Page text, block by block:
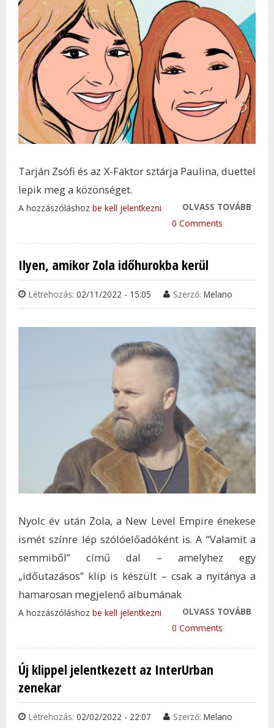
Tarján Zsófi és az X-Faktor sztárja Paulina, duettel
lepik meg a közönséget.
OLVASS TOVÁBB
A hozzászóláshoz be kell jelentkezni
0 Comments
Ilyen, amikor Zola időhurokba kerül
Létrehozás: 02/11/2022 - 15:05 Szerző: Melano
Nyolc év után Zola, a New Level Empire énekese
ismét színre lép szólóelőadóként is. A “Valamit a
semmiből” című dal – amelyhez egy
„időutazásos” klip is készült – csak a nyitánya a
hamarosan megjelenő albumának
OLVASS TOVÁBB
A hozzászóláshoz be kell jelentkezni
0 Comments
Új klippel jelentkezett az InterUrban
zenekar
Létrehozás: 02/02/2022 - 22:07 Szerző: Melano